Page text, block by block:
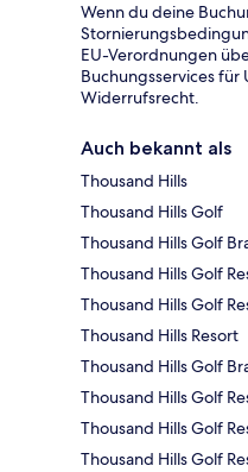
Wenn du deine
EU-Verordnungen
Buchungsservices
Widerrufsrecht.
Auch bekannt als
Thousand Hills
Thousand Hills Golf
Thousand Hills Golf
Thousand Hills Golf
Thousand Hills Golf
Thousand Hills Resort
Thousand Hills Golf
Thousand Hills Golf
Thousand Hills Golf
Thousand Hills Golf